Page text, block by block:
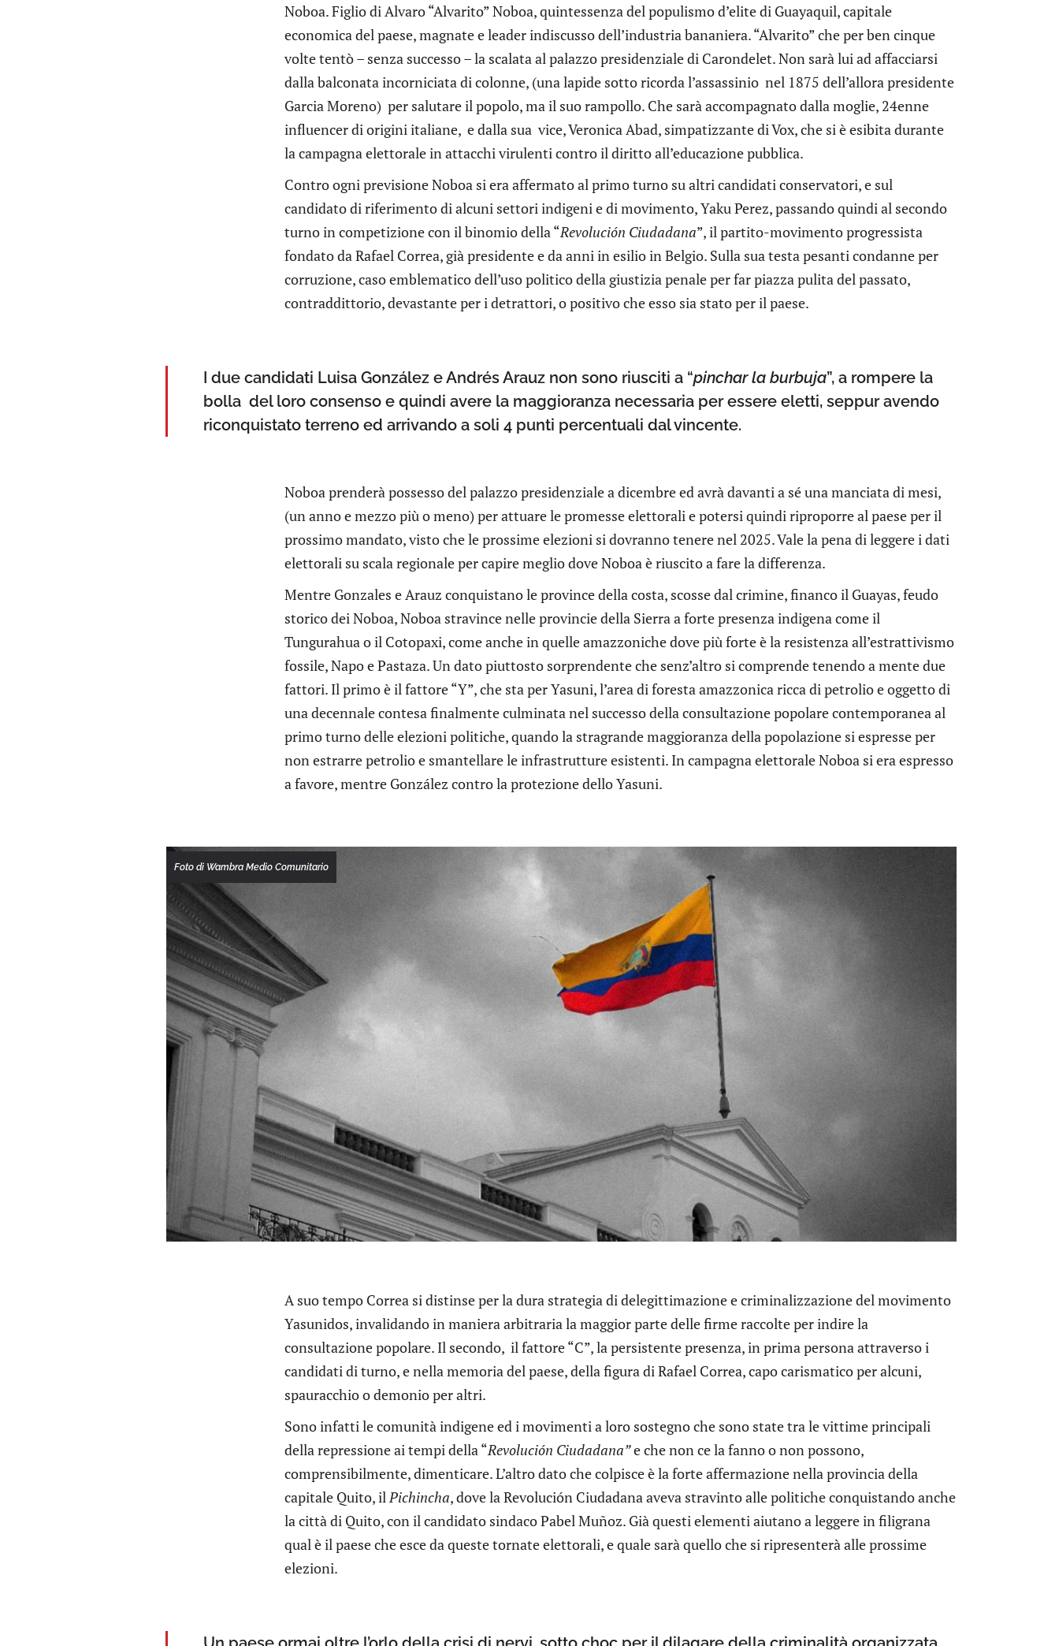
Noboa. Figlio di Alvaro “Alvarito” Noboa, quintessenza del populismo d’elite di Guayaquil, capitale
economica del paese, magnate e leader indiscusso dell’industria bananiera. “Alvarito” che per ben cinque
volte tentò – senza successo – la scalata al palazzo presidenziale di Carondelet. Non sarà lui ad affacciarsi
dalla balconata incorniciata di colonne, (una lapide sotto ricorda l’assassinio nel 1875 dell’allora presidente
Garcia Moreno) per salutare il popolo, ma il suo rampollo. Che sarà accompagnato dalla moglie, 24enne
influencer di origini italiane, e dalla sua vice, Veronica Abad, simpatizzante di Vox, che si è esibita durante
la campagna elettorale in attacchi virulenti contro il diritto all’educazione pubblica.
Contro ogni previsione Noboa si era affermato al primo turno su altri candidati conservatori, e sul
candidato di riferimento di alcuni settori indigeni e di movimento, Yaku Perez, passando quindi al secondo
turno in competizione con il binomio della “Revolución Ciudadana”, il partito-movimento progressista
fondato da Rafael Correa, già presidente e da anni in esilio in Belgio. Sulla sua testa pesanti condanne per
corruzione, caso emblematico dell’uso politico della giustizia penale per far piazza pulita del passato,
contraddittorio, devastante per i detrattori, o positivo che esso sia stato per il paese.
I due candidati Luisa González e Andrés Arauz non sono riusciti a “pinchar la burbuja”, a rompere la
bolla del loro consenso e quindi avere la maggioranza necessaria per essere eletti, seppur avendo
riconquistato terreno ed arrivando a soli 4 punti percentuali dal vincente.
Noboa prenderà possesso del palazzo presidenziale a dicembre ed avrà davanti a sé una manciata di mesi,
(un anno e mezzo più o meno) per attuare le promesse elettorali e potersi quindi riproporre al paese per il
prossimo mandato, visto che le prossime elezioni si dovranno tenere nel 2025. Vale la pena di leggere i dati
elettorali su scala regionale per capire meglio dove Noboa è riuscito a fare la differenza.
Mentre Gonzales e Arauz conquistano le province della costa, scosse dal crimine, financo il Guayas, feudo
storico dei Noboa, Noboa stravince nelle provincie della Sierra a forte presenza indigena come il
Tungurahua o il Cotopaxi, come anche in quelle amazzoniche dove più forte è la resistenza all’estrattivismo
fossile, Napo e Pastaza. Un dato piuttosto sorprendente che senz’altro si comprende tenendo a mente due
fattori. Il primo è il fattore “Y”, che sta per Yasuni, l’area di foresta amazzonica ricca di petrolio e oggetto di
una decennale contesa finalmente culminata nel successo della consultazione popolare contemporanea al
primo turno delle elezioni politiche, quando la stragrande maggioranza della popolazione si espresse per
non estrarre petrolio e smantellare le infrastrutture esistenti. In campagna elettorale Noboa si era espresso
a favore, mentre González contro la protezione dello Yasuni.
Foto di Wambra Medio Comunitario
A suo tempo Correa si distinse per la dura strategia di delegittimazione e criminalizzazione del movimento
Yasunidos, invalidando in maniera arbitraria la maggior parte delle firme raccolte per indire la
consultazione popolare. Il secondo, il fattore “C”, la persistente presenza, in prima persona attraverso i
candidati di turno, e nella memoria del paese, della figura di Rafael Correa, capo carismatico per alcuni,
spauracchio o demonio per altri.
Sono infatti le comunità indigene ed i movimenti a loro sostegno che sono state tra le vittime principali
della repressione ai tempi della “Revolución Ciudadana”e che non ce la fanno o non possono,
comprensibilmente, dimenticare. L’altro dato che colpisce è la forte affermazione nella provincia della
capitale Quito, ilPichincha, dove la Revolución Ciudadana aveva stravinto alle politiche conquistando anche
la città di Quito, con il candidato sindaco Pabel Muñoz. Già questi elementi aiutano a leggere in filigrana
qual è il paese che esce da queste tornate elettorali, e quale sarà quello che si ripresenterà alle prossime
elezioni.